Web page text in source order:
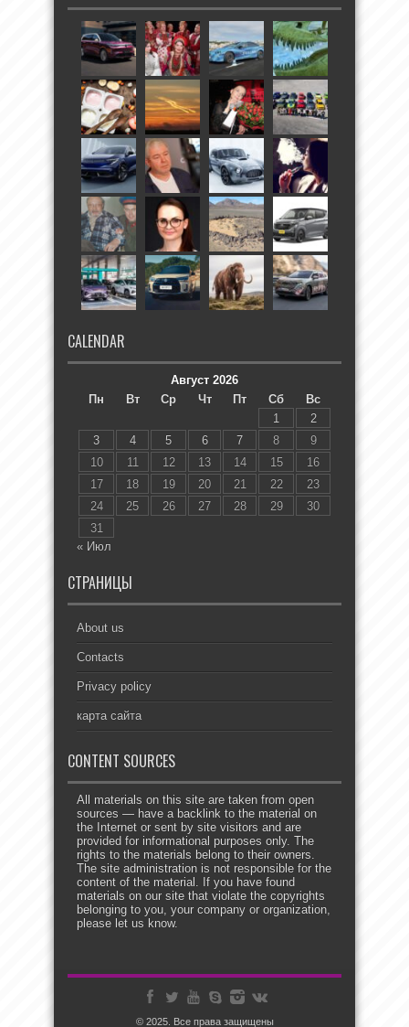
CALENDAR
Август 2026
Пн
Вт Ср Чт Пт Сб
Вс
1
2
3
4 5 6 7 8
9
10
11 12 13 14 15
16
17
18 19 20 21 22
23
24
25 26 27 28 29
30
31
« Июл
СТРАНИЦЫ
About us
Contacts
Privacy policy
карта сайта
CONTENT SOURCES
All materials on this site are taken from open
sources — have a backlink to the material on
the Internet or sent by site visitors and are
provided for informational purposes only. The
rights to the materials belong to their owners.
The site administration is not responsible for the
content of the material. If you have found
materials on our site that violate the copyrights
belonging to you, your company or organization,
please let us know.
© 2025. Все права защищены